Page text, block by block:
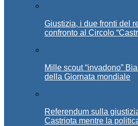
Giustizia, i due fronti del
confronto al Circolo
Mille scout “invadono”
della Giornata mondiale
Referendum sulla
Castriota mentre la